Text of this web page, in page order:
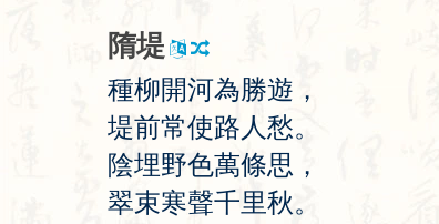
隋堤
種柳開河為勝遊 ，
堤前常使路 人愁。
陰埋野色萬條思 ，
翠束寒聲千里秋。